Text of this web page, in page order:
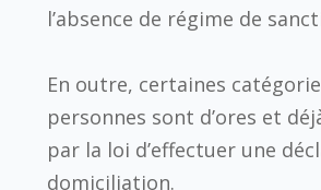
l’absence de régime de
En outre, certaines
personnes sont d’ores et
par la loi d’effectuer une
domiciliation.